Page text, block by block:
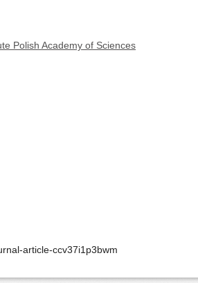
Polish Academy of Sciences
article-ccv37i1p3bwm